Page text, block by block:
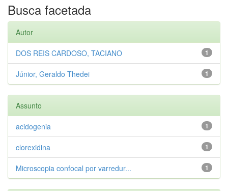
Busca facetada
Autor
1
DOS REIS CARDOSO, TACIANO
1
Júnior, Geraldo Thedei
Assunto
1
acidogenia
1
clorexidina
1
Microscopia confocal por varredur...